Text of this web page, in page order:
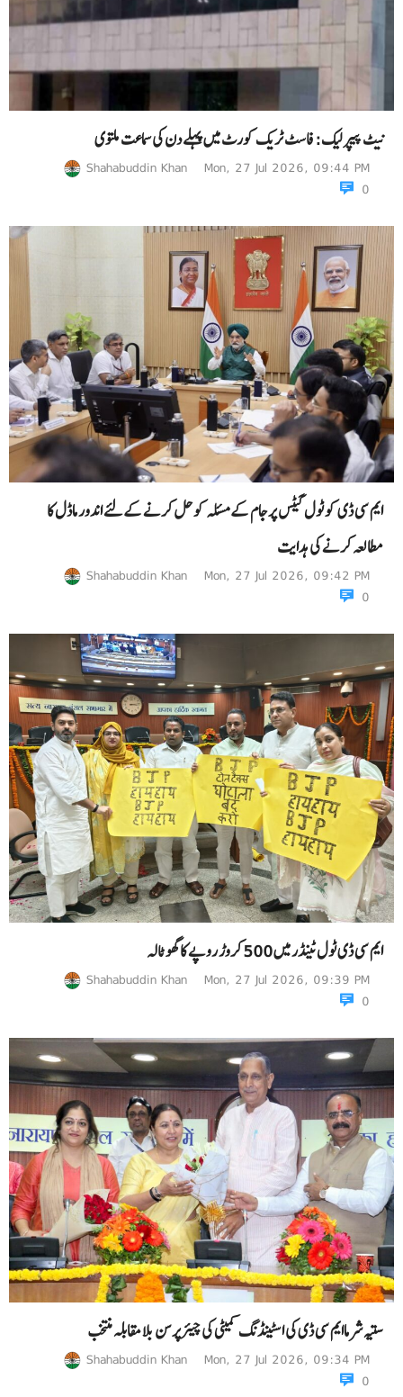
نیٹ پیپر لیک: فاسٹ ٹریک کورٹ میں پہلے دن کی سماعت ملتوی
Shahabuddin Khan
Mon, 27 Jul 2026, 09:44 PM
0
ایم سی ڈی کو ٹول گیٹس پرجام کے مسئلہ کو حل کرنے کےلئے اندور ماڈل کا
مطالعہ کرنے کی ہدایت
Shahabuddin Khan
Mon, 27 Jul 2026, 09:42 PM
0
ایم سی ڈی ٹول ٹینڈر میں 500 کروڑ روپے کا گھوٹالہ
Shahabuddin Khan
Mon, 27 Jul 2026, 09:39 PM
0
ستیہ شرماایم سی ڈی کی اسٹینڈنگ کمیٹی کی چیئرپرسن بلا مقابلہ منتخب
Shahabuddin Khan
Mon, 27 Jul 2026, 09:34 PM
0